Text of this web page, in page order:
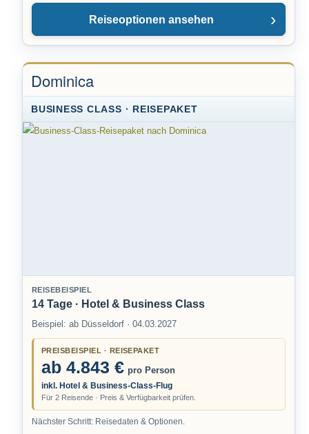
Reiseoptionen ansehen
Dominica
BUSINESS CLASS · REISEPAKET
REISEBEISPIEL
14 Tage · Hotel & Business Class
Beispiel: ab Düsseldorf · 04.03.2027
PREISBEISPIEL · REISEPAKET
ab 4.843 € pro Person
inkl. Hotel & Business-Class-Flug
Für 2 Reisende · Preis & Verfügbarkeit prüfen.
Nächster Schritt: Reisedaten & Optionen.